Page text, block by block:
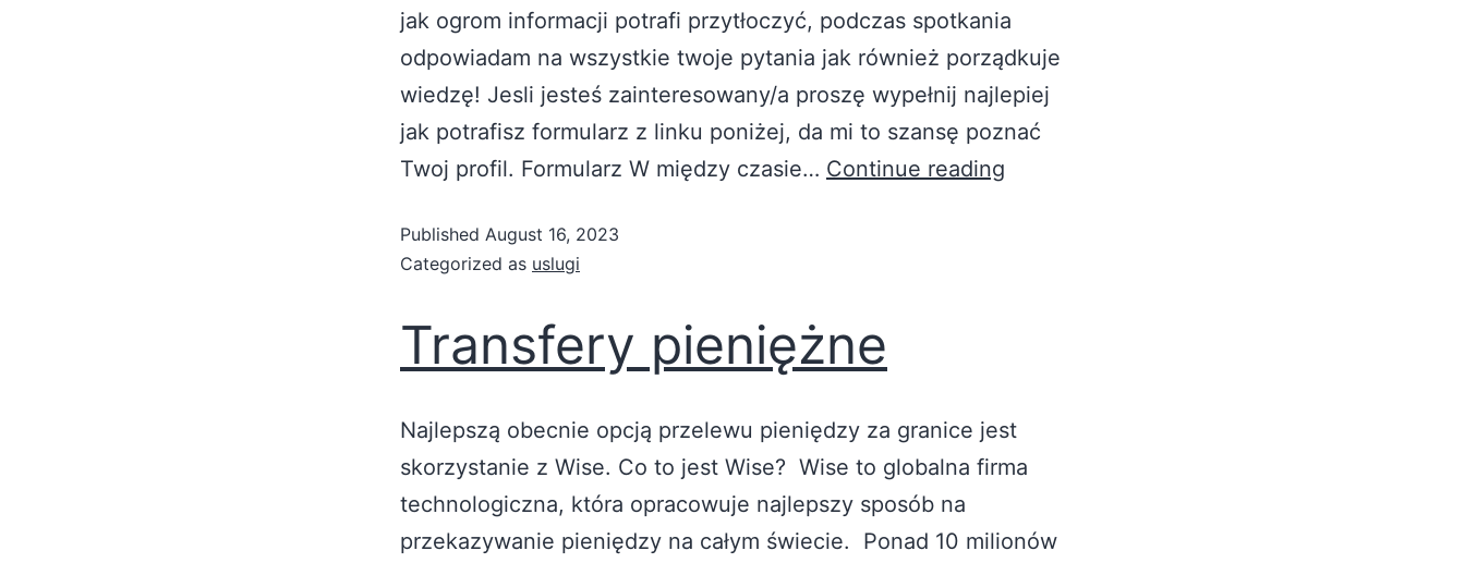
jak ogrom informacji potrafi przytłoczyć, podczas spotkania
odpowiadam na wszystkie twoje pytania jak również porządkuje
wiedzę! Jesli jesteś zainteresowany/a proszę wypełnij najlepiej
jak potrafisz formularz z linku poniżej, da mi to szansę poznać
Twoj profil. Formularz W między czasie… Continue reading
Published August 16, 2023
Categorized as uslugi
Transfery pieniężne
Najlepszą obecnie opcją przelewu pieniędzy za granice jest
skorzystanie z Wise. Co to jest Wise? Wise to globalna firma
technologiczna, która opracowuje najlepszy sposób na
przekazywanie pieniędzy na całym świecie. Ponad 10 milionów